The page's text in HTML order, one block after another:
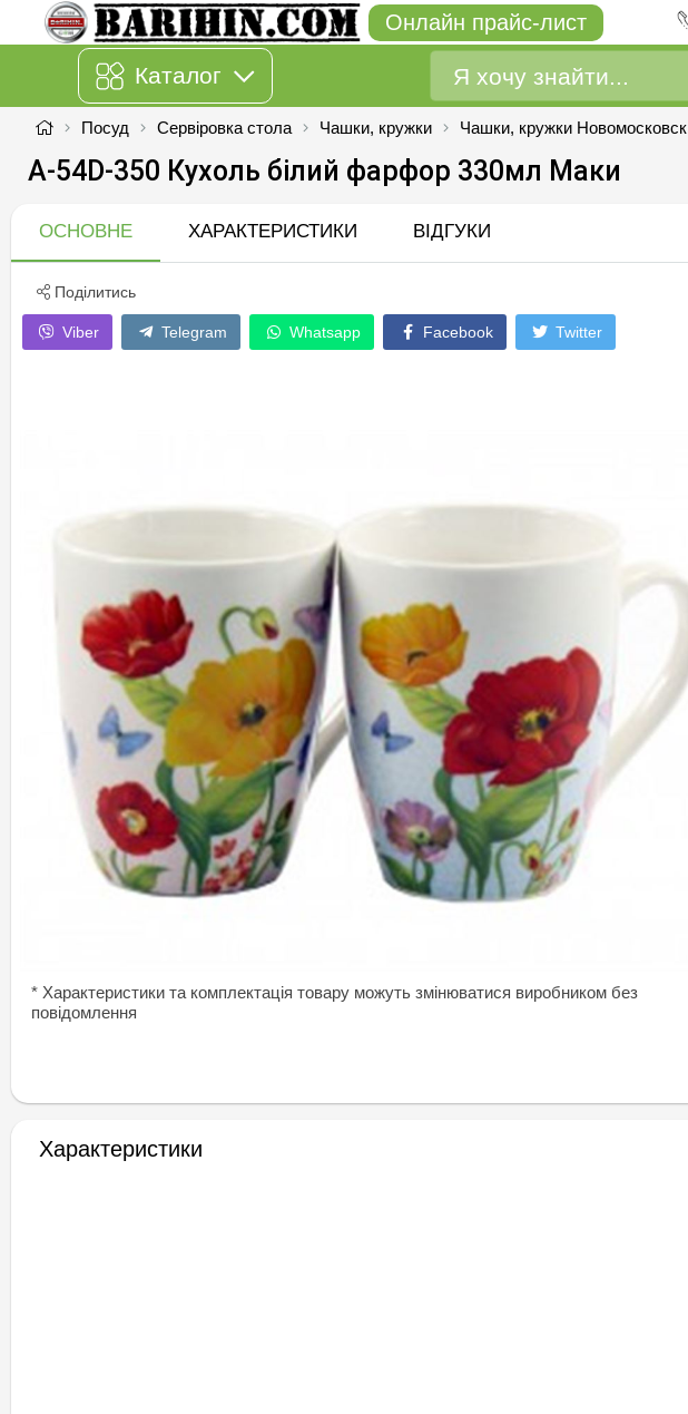
Онлайн прайс-лист
Каталог
Посуд Сервіровка стола Чашки, кружки Чашки, кружки Новомосковск
А-54D-350 Кухоль білий фарфор 330мл Маки
ОСНОВНЕ ХАРАКТЕРИСТИКИ ВІДГУКИ
Поділитись
Viber Telegram Whatsapp Facebook Twitter
* Характеристики та комплектація товару можуть змінюватися виробником без
повідомлення
Характеристики